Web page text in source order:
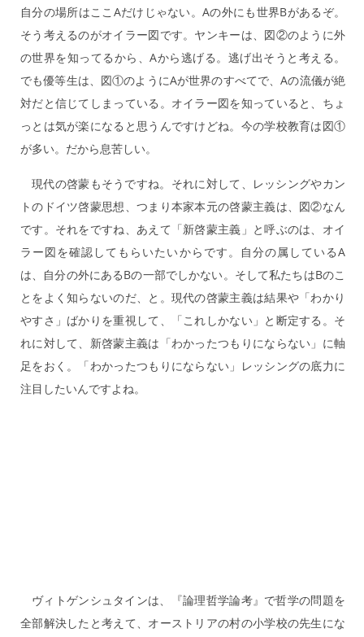
自分の場所はここAだけじゃない。Aの外にも世界Bがあるぞ。
そう考えるのがオイラー図です。ヤンキーは、図②のように外
の世界を知ってるから、Aから逃げる。逃げ出そうと考える。
でも優等生は、図①のようにAが世界のすべてで、Aの流儀が絶
対だと信じてしまっている。オイラー図を知っていると、ちょ
っとは気が楽になると思うんですけどね。今の学校教育は図①
が多い。だから息苦しい。
現代の啓蒙もそうですね。それに対して、レッシングやカン
トのドイツ啓蒙思想、つまり本家本元の啓蒙主義は、図②なん
です。それをですね、あえて「新啓蒙主義」と呼ぶのは、オイ
ラー図を確認してもらいたいからです。自分の属しているA
は、自分の外にあるBの一部でしかない。そして私たちはBのこ
とをよく知らないのだ、と。現代の啓蒙主義は結果や「わかり
やすさ」ばかりを重視して、「これしかない」と断定する。そ
れに対して、新啓蒙主義は「わかったつもりにならない」に軸
足をおく。「わかったつもりにならない」レッシングの底力に
注目したいんですよね。
ヴィトゲンシュタインは、『論理哲学論考』で哲学の問題を
全部解決したと考えて、オーストリアの村の小学校の先生にな